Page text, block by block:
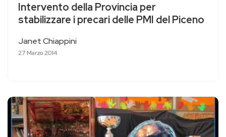
Intervento della Provincia per
stabilizzare i precari delle PMI del Piceno
Janet Chiappini
27 Marzo 2014